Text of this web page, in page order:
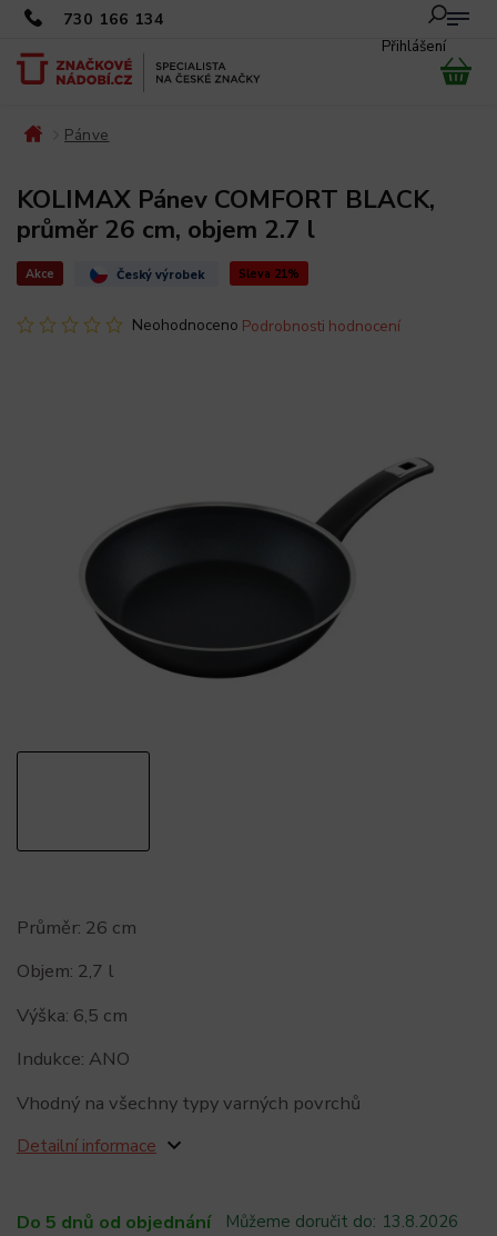
730 166 134
Přihlášení
Pánve
KOLIMAX Pánev COMFORT BLACK,
průměr 26 cm, objem 2.7 l
Akce Český výrobek Sleva 21%
Neohodnoceno Podrobnosti hodnocení
Do 5 dnů od objednání Můžeme doručit do: 13.8.2026
Průměr: 26 cm
Objem: 2,7 l
Výška: 6,5 cm
Indukce: ANO
Vhodný na všechny typy varných povrchů
Detailní informace